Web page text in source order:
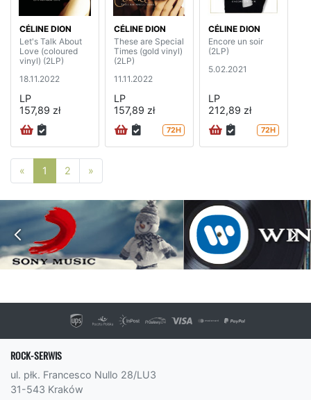
CÉLINE DION
Let's Talk About
Love (coloured
vinyl) (2LP)
18.11.2022
LP
157,89 zł
CÉLINE DION
These are Special
Times (gold vinyl)
(2LP)
11.11.2022
LP
157,89 zł
72H
CÉLINE DION
Encore un soir
(2LP)
5.02.2021
LP
212,89 zł
72H
« Poprzednia strona
1 2 »
ROCK-SERWIS
ul. płk. Francesco Nullo 28/LU3
31-543 Kraków